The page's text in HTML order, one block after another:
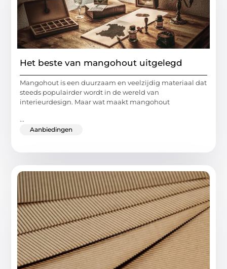
Het beste van mangohout uitgelegd
Mangohout is een duurzaam en veelzijdig materiaal dat
steeds populairder wordt in de wereld van
interieurdesign. Maar wat maakt mangohout
...
Aanbiedingen